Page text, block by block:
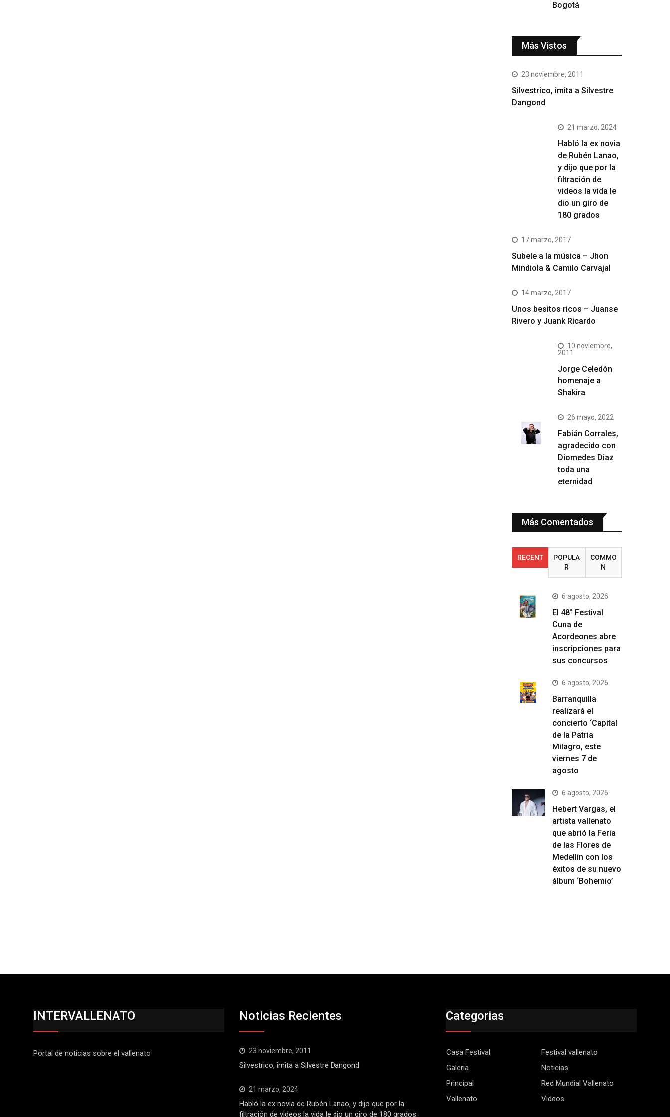
Bogotá
Más Vistos
23 noviembre, 2011
Silvestrico, imita a Silvestre
Dangond
21 marzo, 2024
Habló la ex novia
de Rubén Lanao,
y dijo que por la
filtración de
videos la vida le
dio un giro de
180 grados
17 marzo, 2017
Subele a la música – Jhon
Mindiola & Camilo Carvajal
14 marzo, 2017
Unos besitos ricos – Juanse
Rivero y Juank Ricardo
10 noviembre,
2011
Jorge Celedón
homenaje a
Shakira
26 mayo, 2022
Fabián Corrales,
agradecido con
Diomedes Diaz
toda una
eternidad
Más Comentados
RECENT
POPULA
R
COMMO
N
6 agosto, 2026
El 48° Festival
Cuna de
Acordeones abre
inscripciones para
sus concursos
6 agosto, 2026
Barranquilla
realizará el
concierto ‘Capital
de la Patria
Milagro, este
viernes 7 de
agosto
6 agosto, 2026
Hebert Vargas, el
artista vallenato
que abrió la Feria
de las Flores de
Medellín con los
éxitos de su nuevo
álbum ‘Bohemio’
INTERVALLENATO
Portal de noticias sobre el vallenato
Noticias Recientes
23 noviembre, 2011
Silvestrico, imita a Silvestre Dangond
21 marzo, 2024
Habló la ex novia de Rubén Lanao, y dijo que por la
filtración de videos la vida le dio un giro de 180 grados
Categorias
Casa Festival
Festival vallenato
Galeria
Noticias
Principal
Red Mundial Vallenato
Vallenato
Videos